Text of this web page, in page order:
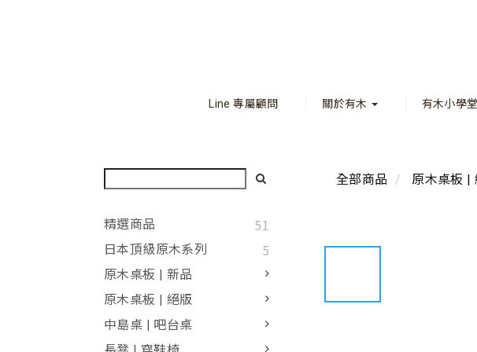
Line 專屬顧問 關於有木 有木小學堂
精選商品 51
日本頂級原木系列 5
原木桌板 | 新品
原木桌板 | 絕版
中島桌 | 吧台桌
全部商品 原木桌板 |